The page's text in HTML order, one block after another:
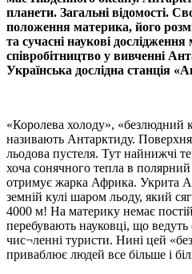
планети. Загальні відомості.
положення материка, його
та сучасні наукові
співробітництво у вивченні
Українська дослідна станція
«Королева холоду», «безлюдний
називають Антарктиду.
льодова пустеля. Тут найнижчі
хоча сонячного тепла в
отримує жарка Африка. Укрита
земній кулі шаром льоду, який
4000 м! На материку немає
перебувають науковці, що
чис¬ленні туристи. Нині цей
приваблює людей все більше і